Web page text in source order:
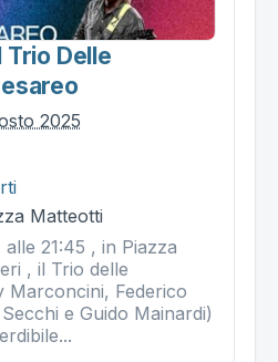
Delle
2025
Matteotti
21:45 , in Piazza
, il Trio delle
Marconcini, Federico
e Guido Mainardi)